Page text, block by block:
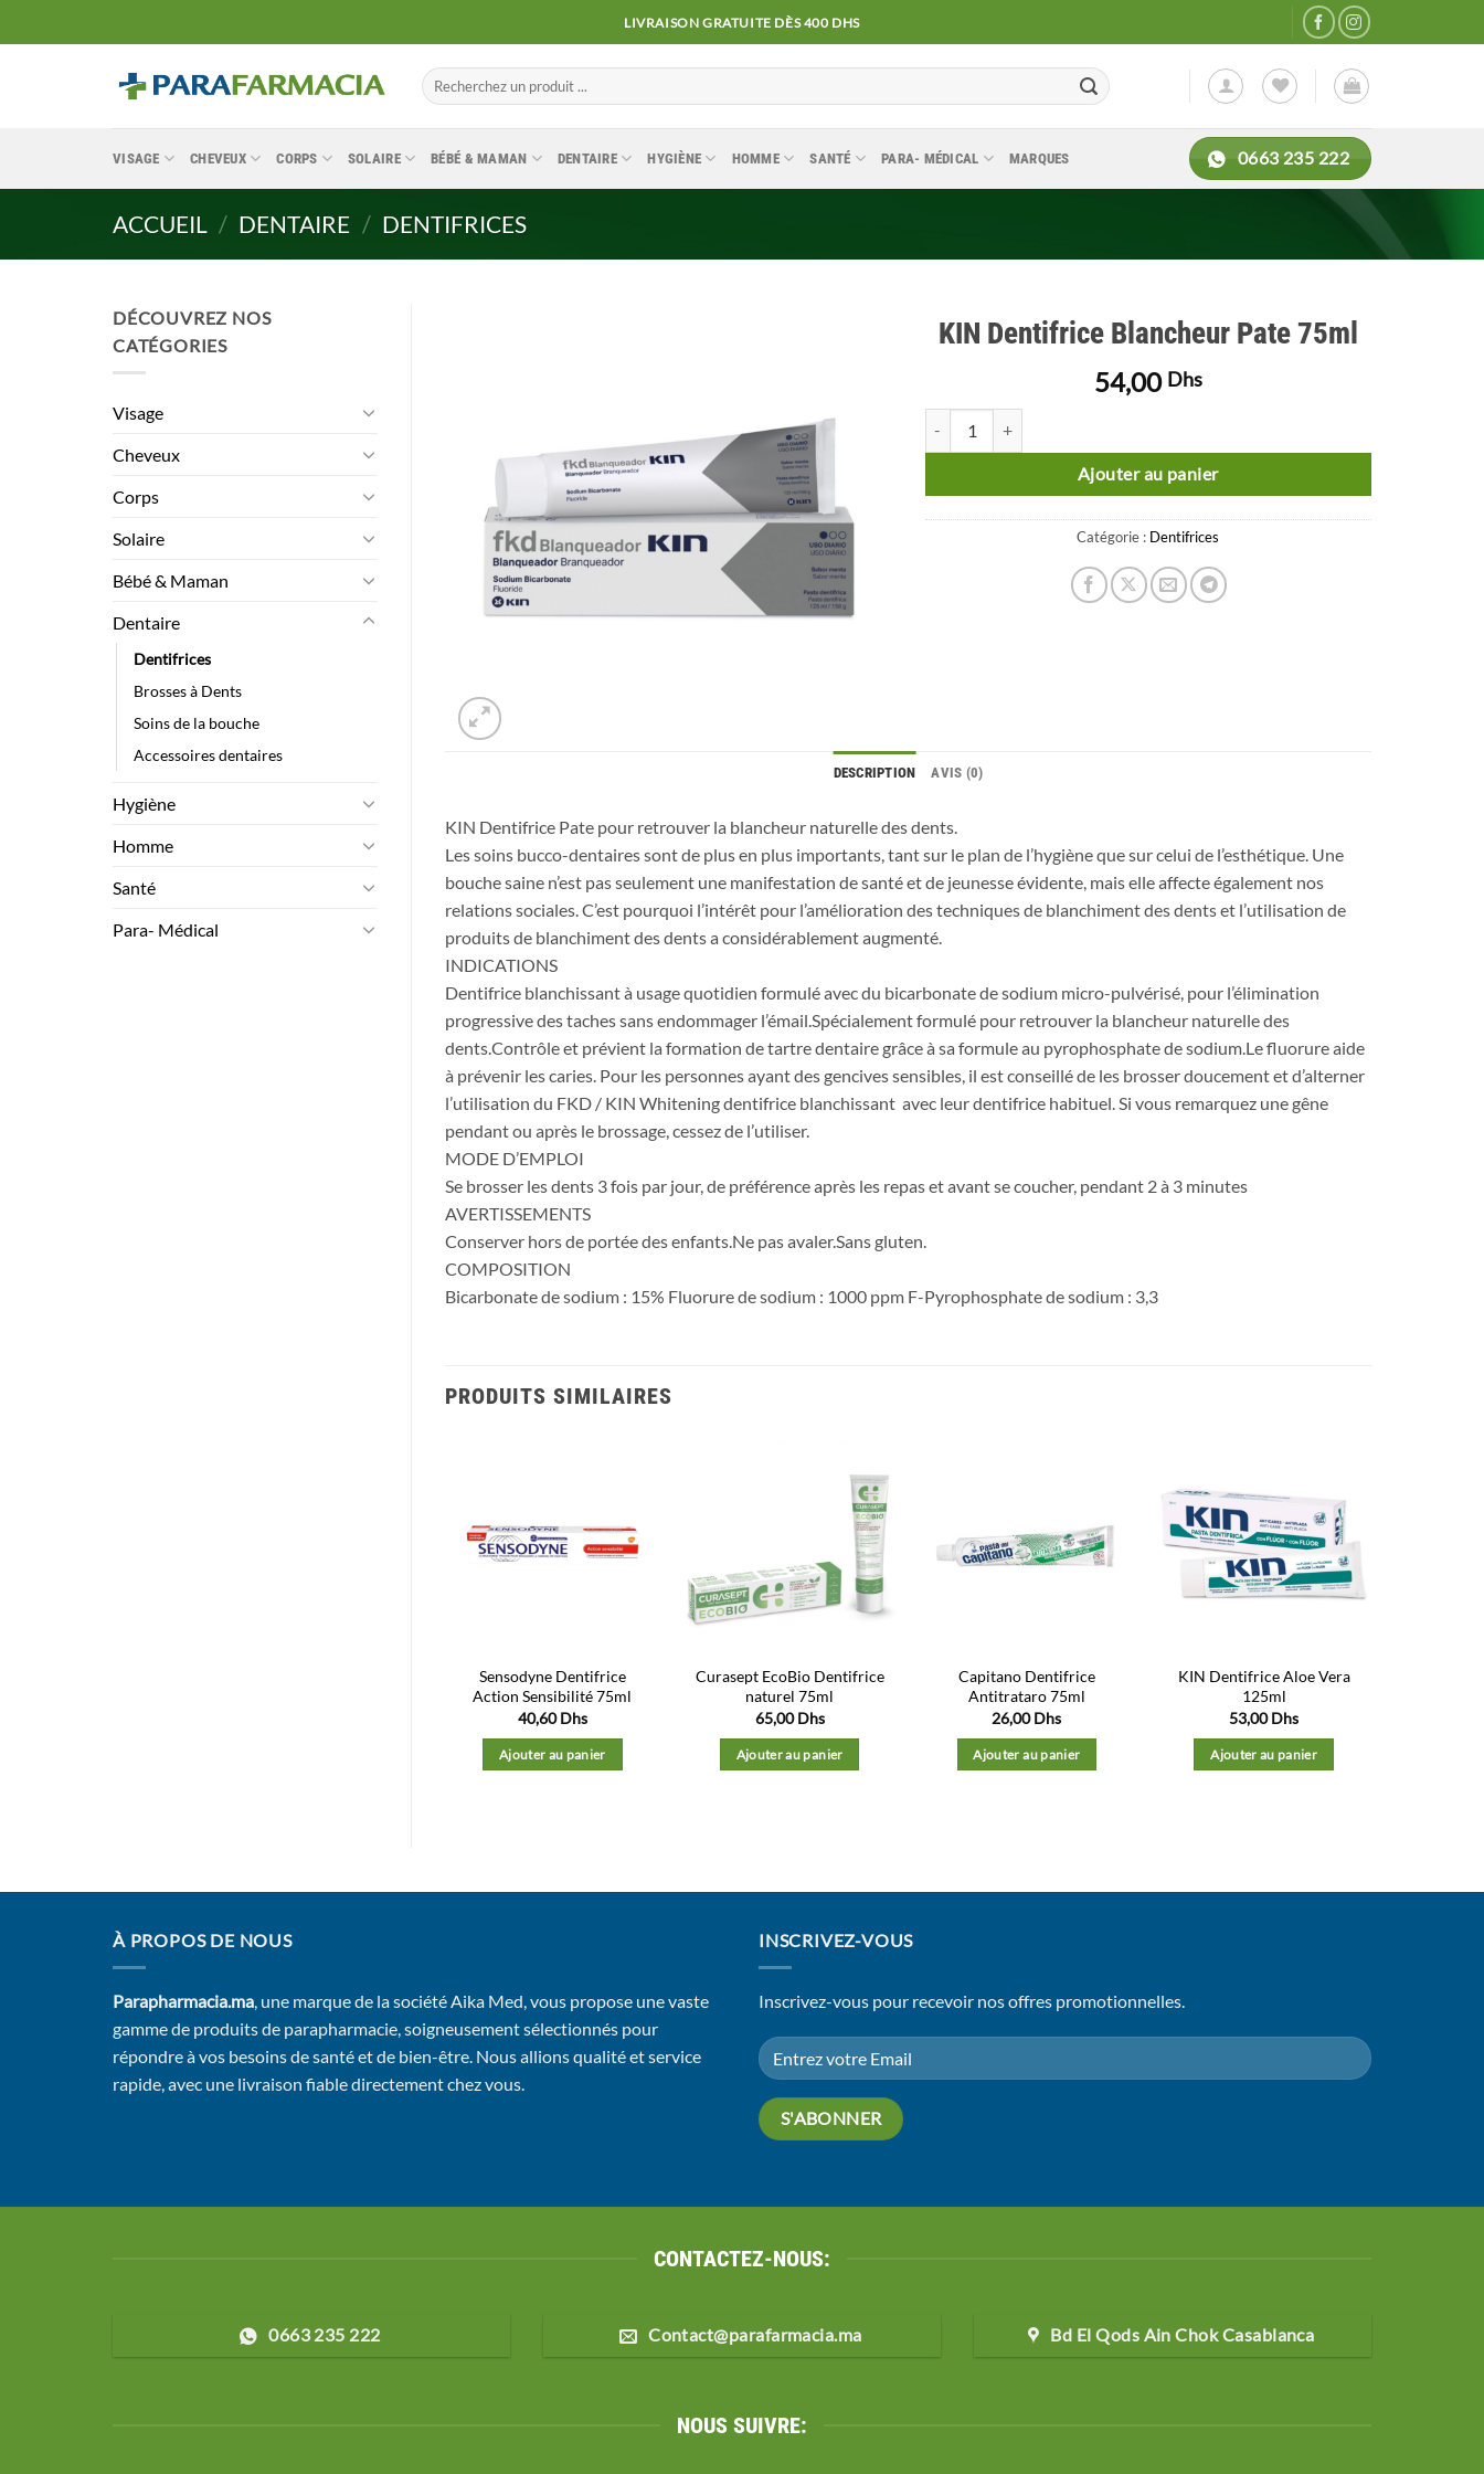
au
LIVRAISON GRATUITE DÈS 400 DHS
Recherche
pour :
VISAGE CHEVEUX CORPS SOLAIRE BÉBÉ & MAMAN DENTAIRE HYGIÈNE HOMME SANTÉ PARA- MÉDICAL MARQUES 0663 235 222
ACCUEIL / DENTAIRE / DENTIFRICES
DÉCOUVREZ NOS
CATÉGORIES
Visage
Cheveux
Corps
Solaire
Bébé & Maman
Dentaire
Dentifrices
Brosses à Dents
Soins de la bouche
Accessoires dentaires
Hygiène
Homme
Santé
Para- Médical
Ajouter
KIN Dentifrice Blancheur Pate 75ml
54,00 Dhs
Ajouter au panier
Catégorie : Dentifrices
DESCRIPTION AVIS (0)
KIN Dentifrice Pate pour retrouver la blancheur naturelle des dents.
Les soins bucco-dentaires sont de plus en plus importants, tant sur le plan de l’hygiène que sur celui de l’esthétique. Une
bouche saine n’est pas seulement une manifestation de santé et de jeunesse évidente, mais elle affecte également nos
relations sociales. C’est pourquoi l’intérêt pour l’amélioration des techniques de blanchiment des dents et l’utilisation de
produits de blanchiment des dents a considérablement augmenté.
INDICATIONS
Dentifrice blanchissant à usage quotidien formulé avec du bicarbonate de sodium micro-pulvérisé, pour l’élimination
progressive des taches sans endommager l’émail.Spécialement formulé pour retrouver la blancheur naturelle des
dents.Contrôle et prévient la formation de tartre dentaire grâce à sa formule au pyrophosphate de sodium.Le fluorure aide
à prévenir les caries. Pour les personnes ayant des gencives sensibles, il est conseillé de les brosser doucement et d’alterner
l’utilisation du FKD / KIN Whitening dentifrice blanchissant avec leur dentifrice habituel. Si vous remarquez une gêne
pendant ou après le brossage, cessez de l’utiliser.
MODE D’EMPLOI
Se brosser les dents 3 fois par jour, de préférence après les repas et avant se coucher, pendant 2 à 3 minutes
AVERTISSEMENTS
Conserver hors de portée des enfants.Ne pas avaler.Sans gluten.
COMPOSITION
Bicarbonate de sodium : 15% Fluorure de sodium : 1000 ppm F-Pyrophosphate de sodium : 3,3
PRODUITS SIMILAIRES
Ajouter
à la liste
Sensodyne Dentifrice
Action Sensibilité 75ml
40,60Dhs
Ajouter au panier
Ajouter
à la liste
d’envies
Curasept EcoBio Dentifrice
naturel 75ml
65,00Dhs
Ajouter au panier
Ajouter
à la liste
d’envies
Capitano Dentifrice
Antitrataro 75ml
26,00Dhs
Ajouter au panier
Ajouter
à la liste
d’envies
KIN Dentifrice Aloe Vera
125ml
53,00Dhs
Ajouter au panier
À PROPOS DE NOUS
Parapharmacia.ma , une marque de la société Aika Med, vous propose une vaste
gamme de produits de parapharmacie, soigneusement sélectionnés pour
répondre à vos besoins de santé et de bien-être. Nous allions qualité et service
rapide, avec une livraison fiable directement chez vous.
INSCRIVEZ-VOUS
Inscrivez-vous pour recevoir nos offres promotionnelles.
CONTACTEZ-NOUS:
0663 235 222 Contact@parafarmacia.ma Bd El Qods Ain Chok Casablanca
NOUS SUIVRE: